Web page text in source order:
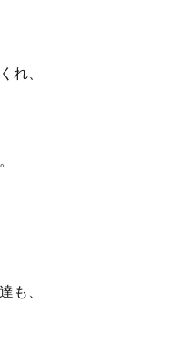
れ、
も、